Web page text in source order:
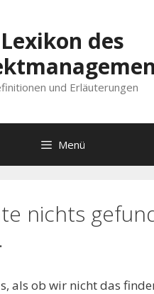
Lexikon des
und Erläuterungen
Menü
nichts
als ob wir nicht das